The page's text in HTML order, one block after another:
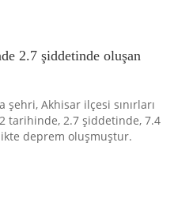
2.7 şiddetinde oluşan
Akhisar ilçesi sınırları
tarihinde, 2.7 şiddetinde, 7.4
deprem oluşmuştur.